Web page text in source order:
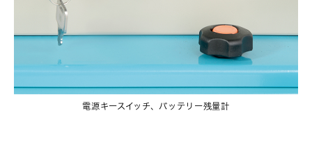
電源キースイッチ、バッテリー残量計